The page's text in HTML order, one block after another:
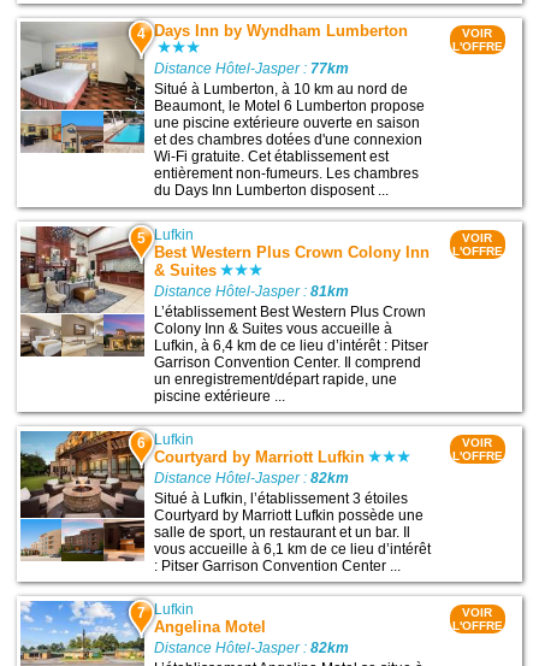
4 Days Inn by Wyndham Lumberton
Distance Hôtel-Jasper : 77km
Situé à Lumberton, à 10 km au nord de
Beaumont, le Motel 6 Lumberton propose
une piscine extérieure ouverte en saison
et des chambres dotées d'une connexion
Wi-Fi gratuite. Cet établissement est
entièrement non-fumeurs. Les chambres
du Days Inn Lumberton disposent ...
VOIR
L'OFFRE
5 Lufkin
Best Western Plus Crown Colony Inn
& Suites
Distance Hôtel-Jasper :81km
L’établissement Best Western Plus Crown
Colony Inn & Suites vous accueille à
Lufkin, à 6,4 km de ce lieu d’intérêt : Pitser
Garrison Convention Center. Il comprend
un enregistrement/départ rapide, une
piscine extérieure ...
VOIR
L'OFFRE
6 Lufkin
Courtyard by Marriott Lufkin
Distance Hôtel-Jasper :82km
Situé à Lufkin, l’établissement 3 étoiles
Courtyard by Marriott Lufkin possède une
salle de sport, un restaurant et un bar. Il
vous accueille à 6,1 km de ce lieu d’intérêt
: Pitser Garrison Convention Center ...
VOIR
L'OFFRE
7 Lufkin
Angelina Motel
Distance Hôtel-Jasper :82km
VOIR
L'OFFRE